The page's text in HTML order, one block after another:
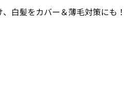
白髪をカバー＆薄毛対策にも！